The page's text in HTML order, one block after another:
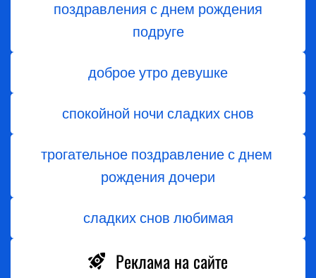
поздравления с днем рождения
подруге
доброе утро девушке
спокойной ночи сладких снов
трогательное поздравление с днем ​​
рождения дочери
сладких снов любимая
Реклама на сайте